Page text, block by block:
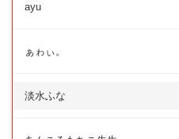
ayu
ぁゎぃ。
淡水ふな